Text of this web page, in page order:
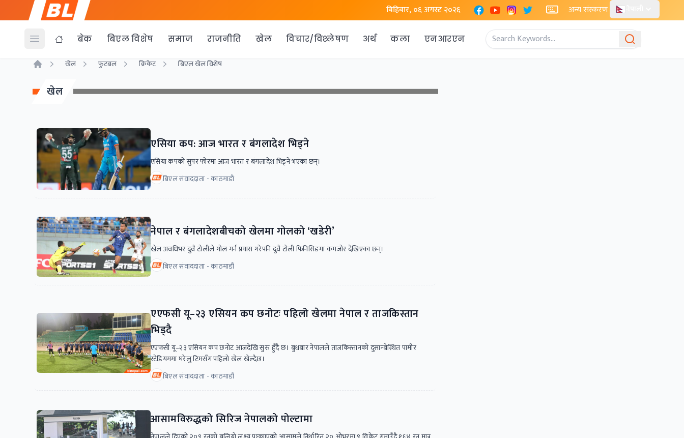
बिहिबार, ०६ अगस्ट २०२६ FacebookYouTubeInstagram
X अन्य संस्करण
Open menu ब्रेक बिएल विशेष समाज राजनीति खेल विचार/विश्लेषण अर्थ कला एनआरएन
खेल फुटबल क्रिकेट बिएल खेल विशेष
खेल
एसिया कप: आज भारत र बंगलादेश भिड्ने
एसिया कपको सुपर फोरमा आज भारत र बंगलादेश भिड्ने भएका छन्।
बिएल संवाददाता - काठमाडाैं
नेपाल र बंगलादेशबीचको खेलमा गोलको ‘खडेरी’
खेल अवधिभर दुवै टोलीले गोल गर्न प्रयास गरेपनि दुवै टोली फिनिसिङमा कमजोर देखिएका छन्।
बिएल संवाददाता - काठमाडौं
एएफसी यू–२३ एसियन कप छनोटः पहिलो खेलमा नेपाल र ताजकिस्तान
भिड्दै
एएफसी यू–२३ एसियन कप छनोट आजदेखि सुरु हुँदै छ। बुधबार नेपालले ताजकिस्तानको दुसान्बेस्थित पामीर
स्टेडियममा घरेलु टिमसँग पहिलो खेल खेल्दैछ।
बिएल संवाददाता - काठमाडौं
आसामविरुद्धको सिरिज नेपालको पोल्टामा